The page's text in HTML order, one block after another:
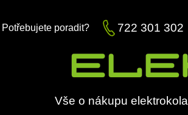
Potřebujete poradit? 722 301 302
Vše o nákupu elektrokola